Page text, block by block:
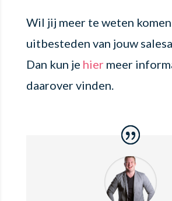
Wil jij meer te weten
uitbesteden van jouw
Dan kun je hier meer
daarover vinden.